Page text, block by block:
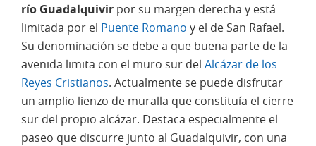
río Guadalquivir por su margen derecha y está
limitada por el Puente Romano y el de San Rafael.
Su denominación se debe a que buena parte de la
avenida limita con el muro sur del Alcázar de los
Reyes Cristianos. Actualmente se puede disfrutar
un amplio lienzo de muralla que constituía el cierre
sur del propio alcázar. Destaca especialmente el
paseo que discurre junto al Guadalquivir, con una